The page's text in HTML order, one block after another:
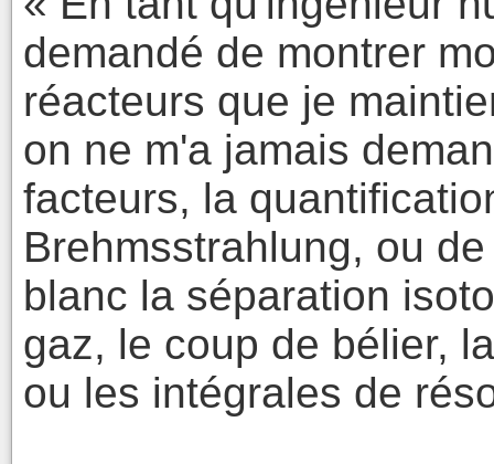
demandé de montrer
réacteurs que je
on ne m'a jamais
facteurs, la
Brehmsstrahlung, ou
blanc la séparation
gaz, le coup de bélier,
ou les intégrales de